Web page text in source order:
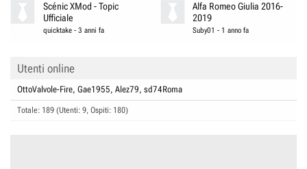
Scénic XMod - Topic
Ufficiale
quicktake -3 anni fa
Alfa Romeo Giulia 2016-
2019
Suby01 - 1 anno fa
Utenti online
OttoValvole-Fire Gae1955 Alez79 sd74Roma
Totale: 189 (Utenti: 9, Ospiti: 180)